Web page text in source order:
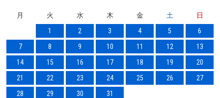
月 火 水 木 金 土
日
1
2 3 4 5
6
7
8 9 10 11 12
13
14
15 16 17 18 19
20
21
22 23 24 25 26
27
28
29 30 31